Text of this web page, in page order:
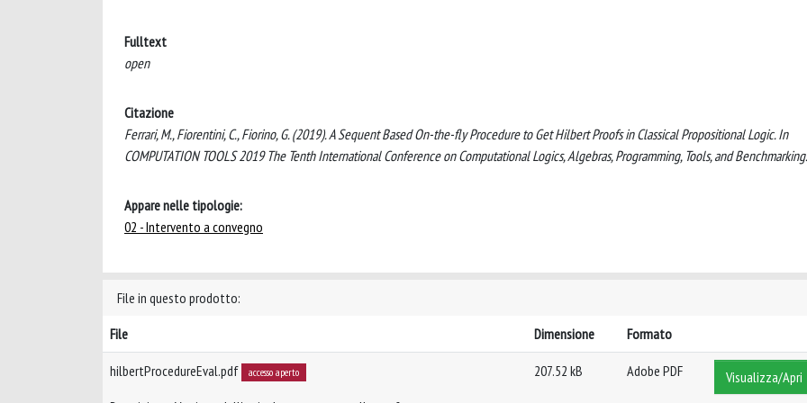
Fulltext
open
Citazione
Ferrari, M., Fiorentini, C., Fiorino, G. (2019). A Sequent Based On-the-fly Procedure to Get Hilbert Proofs in Classical Propositional Logic. In
COMPUTATION TOOLS 2019 The Tenth International Conference on Computational Logics, Algebras, Programming, Tools, and Benchmarking.
Appare nelle tipologie:
02 - Intervento a convegno
File in questo prodotto:
File
Dimensione Formato
hilbertProcedureEval.pdf accesso aperto 207.52 kB Adobe PDF Visualizza/Apri